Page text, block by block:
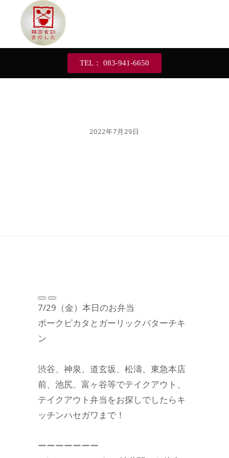
TEL： 083-941-6650
2022年7月29日
7/29（金）本日のお弁当
ポークピカタとガーリックバターチキ
ン
渋谷、神泉、道玄坂、松濤、東急本店
前、池尻、富ヶ谷等でテイクアウト、
テイクアウト弁当をお探しでしたらキ
ッチンハセガワまで！
ーーーーーーー